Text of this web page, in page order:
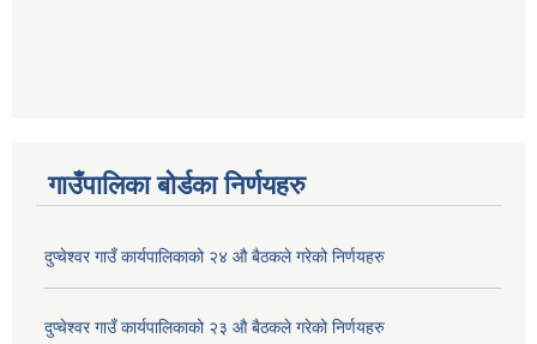
गाउँपालिका बोर्डका निर्णयहरु
दुप्चेश्वर गाउँ कार्यपालिकाको २४ औ बैठकले गरेको निर्णयहरु
दुप्चेश्वर गाउँ कार्यपालिकाको २३ औ बैठकले गरेको निर्णयहरु